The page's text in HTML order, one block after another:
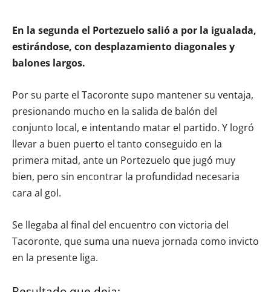
En la segunda el Portezuelo salió a por la igualada,
estirándose, con desplazamiento diagonales y
balones largos.
Por su parte el Tacoronte supo mantener su ventaja,
presionando mucho en la salida de balón del
conjunto local, e intentando matar el partido. Y logró
llevar a buen puerto el tanto conseguido en la
primera mitad, ante un Portezuelo que jugó muy
bien, pero sin encontrar la profundidad necesaria
cara al gol.
Se llegaba al final del encuentro con victoria del
Tacoronte, que suma una nueva jornada como invicto
en la presente liga.